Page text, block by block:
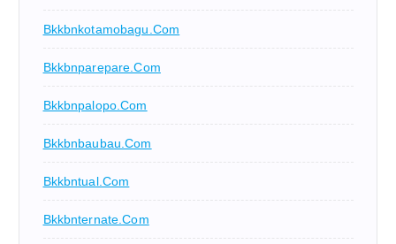
Bkkbnkotamobagu.com
Bkkbnparepare.com
Bkkbnpalopo.com
Bkkbnbaubau.com
Bkkbntual.com
Bkkbnternate.com